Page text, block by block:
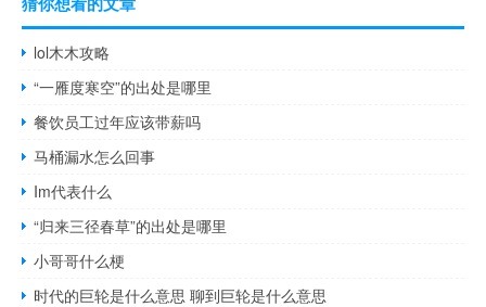
lol木木攻略
“一雁度寒空”的出处是哪里
餐饮员工过年应该带薪吗
马桶漏水怎么回事
Im代表什么
“归来三径春草”的出处是哪里
小哥哥什么梗
时代的巨轮是什么意思 聊到巨轮是什么意思